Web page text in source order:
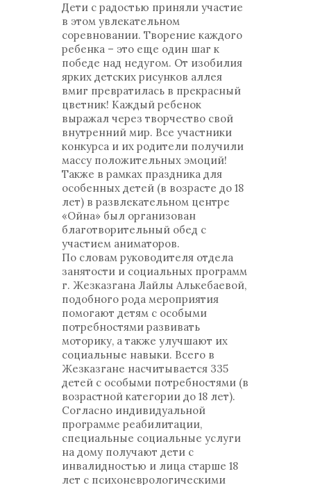
Дети с радостью приняли участие
в этом увлекательном
соревновании. Творение каждого
ребенка – это еще один шаг к
победе над недугом. От изобилия
ярких детских рисунков аллея
вмиг превратилась в прекрасный
цветник! Каждый ребенок
выражал через творчество свой
внутренний мир. Все участники
конкурса и их родители получили
массу положительных эмоций!
Также в рамках праздника для
особенных детей (в возрасте до 18
лет) в развлекательном центре
«Ойна» был организован
благотворительный обед с
участием аниматоров.
По словам руководителя отдела
занятости и социальных программ
г. Жезказгана Лайлы Алькебаевой,
подобного рода мероприятия
помогают детям с особыми
потребностями развивать
моторику, а также улучшают их
социальные навыки. Всего в
Жезказгане насчитывается 335
детей с особыми потребностями (в
возрастной категории до 18 лет).
Согласно индивидуальной
программе реабилитации,
специальные социальные услуги
на дому получают дети с
инвалидностью и лица старше 18
лет с психоневрологическими